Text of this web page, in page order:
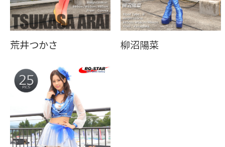
荒井つかさ 柳沼陽菜